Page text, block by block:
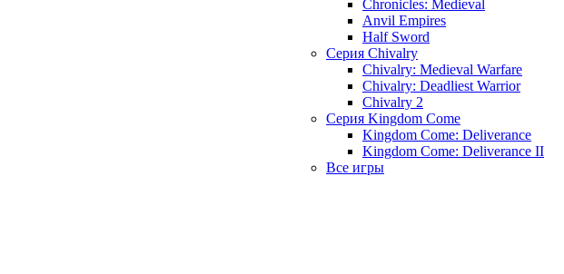
Chronicles: Medieval
Anvil Empires
Half Sword
Серия Chivalry
Chivalry: Medieval Warfare
Chivalry: Deadliest Warrior
Chivalry 2
Серия Kingdom Come
Kingdom Come: Deliverance
Kingdom Come: Deliverance II
Все игры